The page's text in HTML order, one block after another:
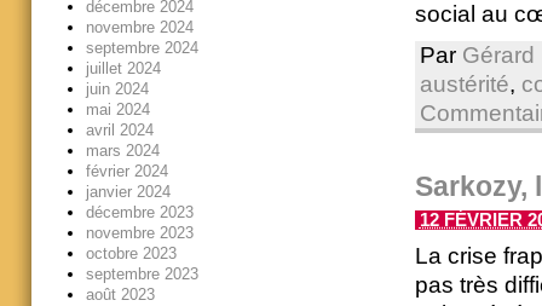
social au
Par Gérard
austérité,
Sarkozy,
12 FÉVRIER
La crise
pas très
décembre 2024
novembre 2024
septembre 2024
juillet 2024
juin 2024
mai 2024
avril 2024
mars 2024
février 2024
janvier 2024
décembre 2023
novembre 2023
octobre 2023
septembre 2023
août 2023